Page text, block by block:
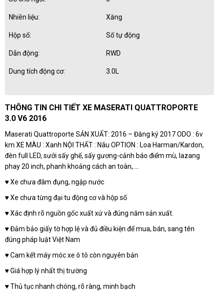
Nhiên liệu: Xăng
Hộp số: Số tự động
Dẫn động: RWD
Dung tích động cơ: 3.0L
THÔNG TIN CHI TIẾT XE MASERATI QUATTROPORTE
3.0 V6 2016
Maserati Quattroporte SẢN XUẤT: 2016 – Đăng ký 2017 ODO : 6v
km XE MÀU : Xanh NỘI THẤT : Nâu OPTION : Loa Harman/Kardon,
đèn full LED, sưởi sấy ghế, sấy gương-cảnh báo điểm mù, lazang
phay 20 inch, phanh khoảng cách an toàn,….
♥️ Xe chưa đâm đụng, ngập nước
♥️ Xe chưa từng đại tu động cơ và hộp số
♥️ Xác định rõ nguồn gốc xuất xứ và đúng năm sản xuất.
♥️ Đảm bảo giấy tờ hợp lệ và đủ điều kiện để mua, bán, sang tên
đúng pháp luật Việt Nam
♥️ Cam kết máy móc xe ô tô còn nguyên bản
♥️ Giá hợp lý nhất thị trường
♥️ Thủ tục nhanh chóng, rõ ràng, minh bạch